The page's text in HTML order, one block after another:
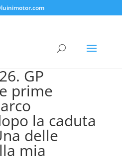
GP
prime
la caduta
delle
mia